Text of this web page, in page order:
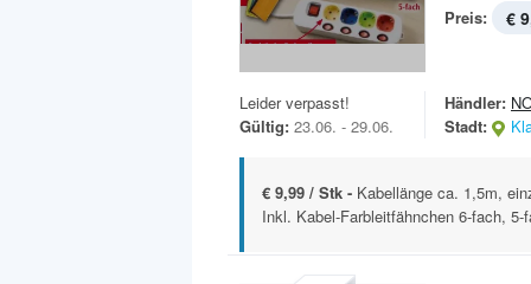
Preis: €
Leider verpasst!
Gültig: 23.06. - 29.06.
Händler:
Stadt:
€ 9,99 / Stk - Kabellänge ca. 1,5m,
Inkl. Kabel-Farbleitfähnchen 6-fach, 5-